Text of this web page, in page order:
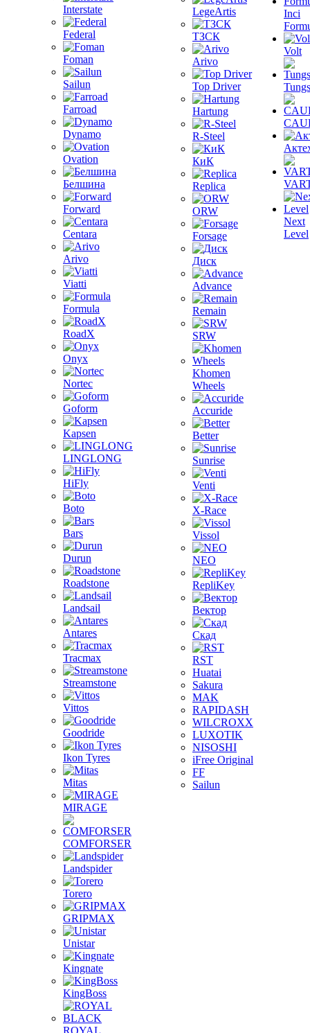
Interstate
Federal
Foman
Sailun
Farroad
Dynamo
Ovation
Белшина
Forward
Centara
Arivo
Viatti
Formula
RoadX
Onyx
Nortec
Goform
Kapsen
LINGLONG
HiFly
Boto
Bars
Durun
Roadstone
Landsail
Antares
Tracmax
Streamstone
Vittos
Goodride
Ikon Tyres
Mitas
MIRAGE
COMFORSER
Landspider
Torero
GRIPMAX
Unistar
Kingnate
KingBoss
ROYAL
LegeArtis
ТЗСК
Arivo
Top Driver
Hartung
R-Steel
КиК
Replica
ORW
Forsage
Диск
Advance
Remain
SRW
Khomen
Wheels
Accuride
Better
Sunrise
Venti
X-Race
Vissol
NEO
RepliKey
Вектор
Скад
RST
Huatai
Sakura
MAK
RAPIDASH
WILCROXX
LUXOTIK
NISOSHI
iFree Original
FF
Sailun
Inci
Volt
Next
Level